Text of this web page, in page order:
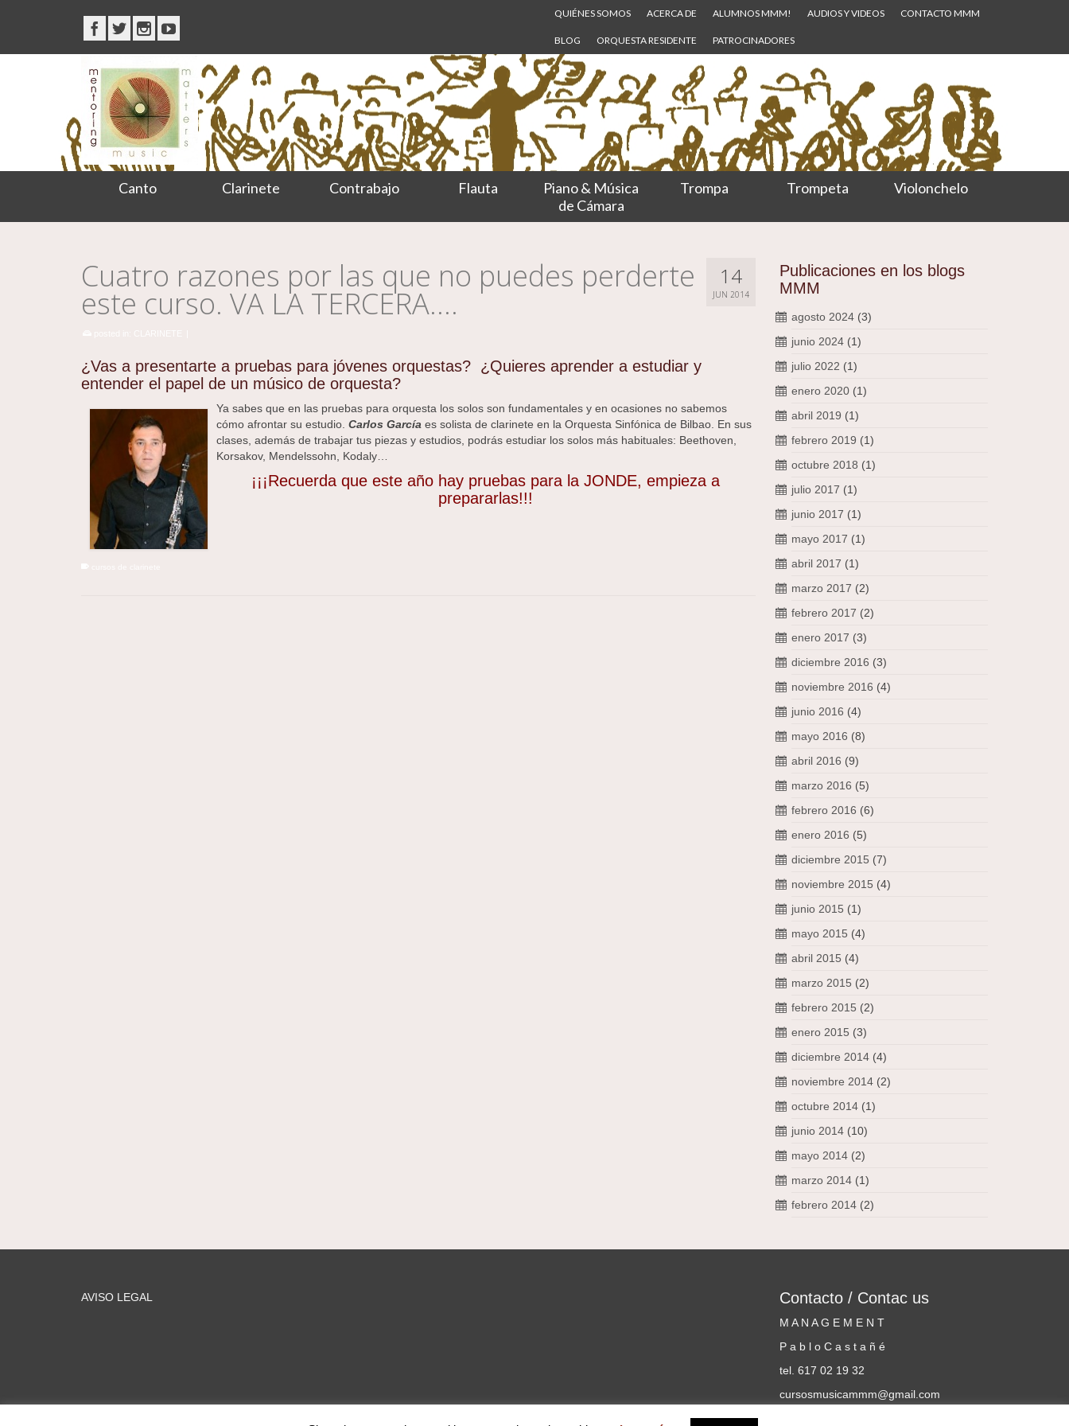
QUIÉNES SOMOS ACERCA DE ALUMNOS MMM! AUDIOS Y VIDEOS CONTACTO MMM
BLOG ORQUESTA RESIDENTE PATROCINADORES
Canto Clarinete Contrabajo Flauta
Piano & Música
de Cámara
Trompa Trompeta Violonchelo
14
JUN 2014
Cuatro razones por las que no puedes perderte
este curso. VA LA TERCERA….
¿Vas a presentarte a pruebas para jóvenes orquestas? ¿Quieres aprender a estudiar y
entender el papel de un músico de orquesta?
Ya sabes que en las pruebas para orquesta los solos son fundamentales y en ocasiones no sabemos
cómo afrontar su estudio. Carlos García es solista de clarinete en la Orquesta Sinfónica de Bilbao. En sus
clases, además de trabajar tus piezas y estudios, podrás estudiar los solos más habituales: Beethoven,
Korsakov, Mendelssohn, Kodaly…
¡¡¡Recuerda que este año hay pruebas para la JONDE, empieza a
prepararlas!!!
Publicaciones en los blogs
MMM
agosto 2024(3)
junio 2024(1)
julio 2022 (1)
enero 2020(1)
abril 2019 (1)
febrero 2019 (1)
octubre 2018 (1)
julio 2017 (1)
junio 2017 (1)
mayo 2017 (1)
abril 2017 (1)
marzo 2017 (2)
febrero 2017 (2)
enero 2017 (3)
diciembre 2016 (3)
noviembre 2016 (4)
junio 2016 (4)
mayo 2016 (8)
abril 2016 (9)
marzo 2016 (5)
febrero 2016 (6)
enero 2016 (5)
diciembre 2015 (7)
noviembre 2015 (4)
junio 2015 (1)
mayo 2015 (4)
abril 2015 (4)
marzo 2015 (2)
febrero 2015 (2)
enero 2015 (3)
diciembre 2014(4)
noviembre 2014(2)
octubre 2014(1)
junio 2014(10)
mayo 2014(2)
marzo 2014(1)
febrero 2014(2)
AVISO LEGAL Contacto / Contac us
M A N A G E M E N T
P a b l o C a s t a ñ é
tel. 617 02 19 32
cursosmusicammm@gmail.com